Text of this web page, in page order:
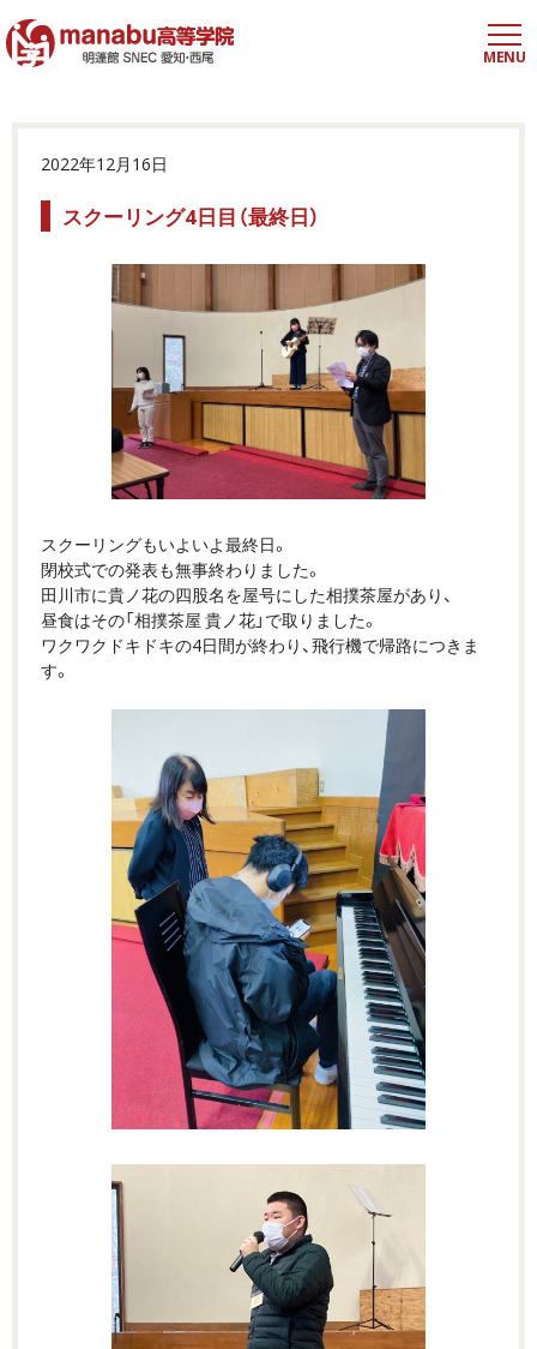
MENU
2022年12月16日
スクーリング4日目（最終日）
スクーリングもいよいよ最終日。
閉校式での発表も無事終わりました。
田川市に貴ノ花の四股名を屋号にした相撲茶屋があり、
昼食はその「相撲茶屋 貴ノ花」で取りました。
ワクワクドキドキの4日間が終わり、飛行機で帰路につきま
す。